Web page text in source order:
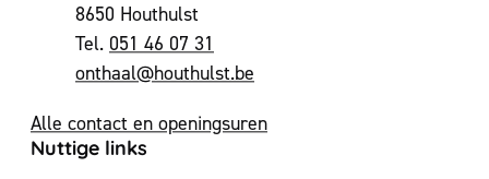
,8650 Houthulst
051 46 07 31
E-mailonthaal@houthulst.be
Alle contact en openingsuren
Nuttige links